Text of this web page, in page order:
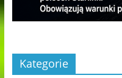
Kategorie